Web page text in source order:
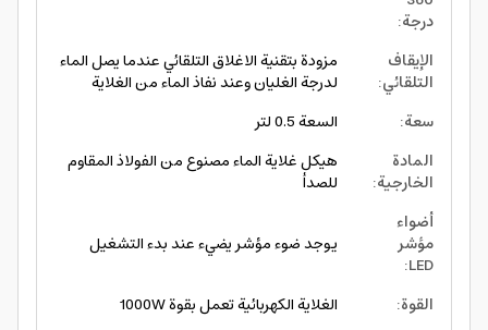
درجة:
الإيقاف
التلقائي:
مزودة بتقنية الاغلاق التلقائي عندما يصل الماء
لدرجة الغليان وعند نفاذ الماء من الغلاية
سعة:
السعة 0.5 لتر
المادة
الخارجية:
هيكل غلاية الماء مصنوع من الفولاذ المقاوم
للصدأ
أضواء
مؤشر
LED
:
يوجد ضوء مؤشر يضيء عند بدء التشغيل
القوة:
الغلاية الكهربائية تعمل بقوة 1000W